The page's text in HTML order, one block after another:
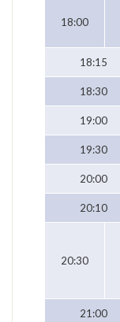
18:00
18:15
18:30
19:00
19:30
20:00
20:10
20:30
21:00